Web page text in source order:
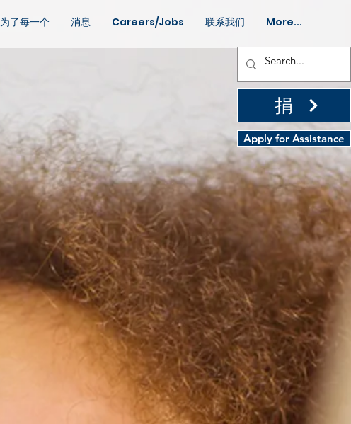
捐
Apply for Assistance
为了每一个 消息 Careers/Jobs 联系我们 More...